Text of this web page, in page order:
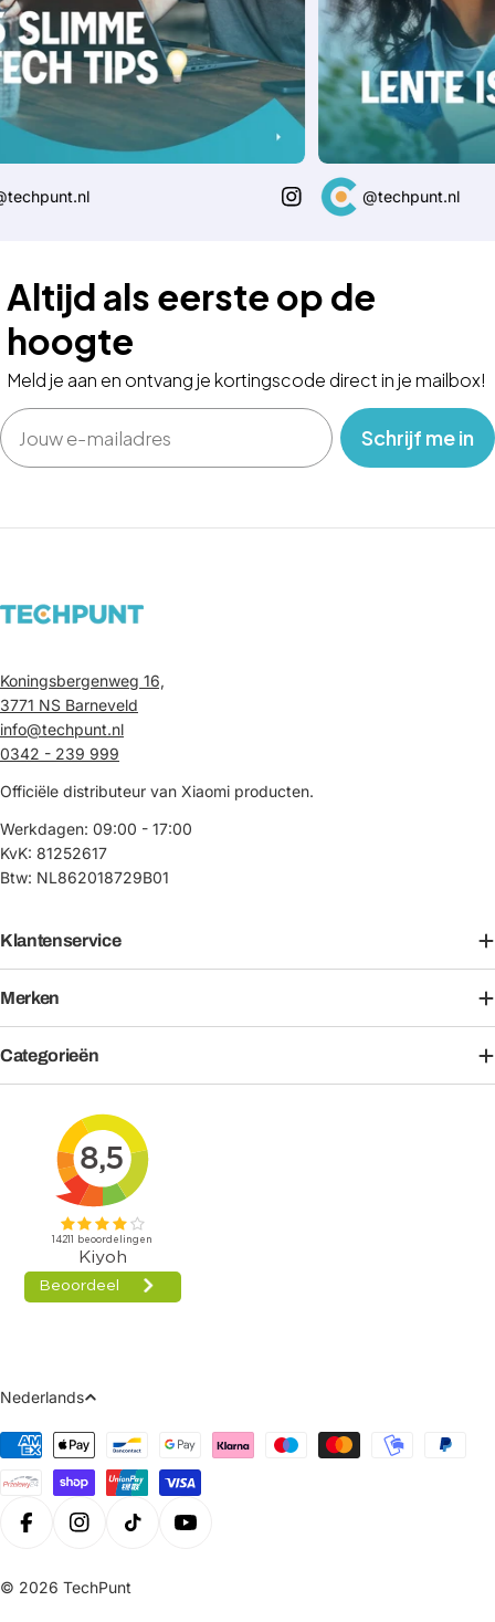
@techpunt.nl
Altijd als eerste op de
hoogte
Meld je aan en ontvang je kortingscode direct in je mailbox!
Email
‎ ‎ ‎ Schrijf me in‎ ‎ ‎ ‎
Koningsbergenweg 16,
3771 NS Barneveld
info@techpunt.nl
0342 - 239 999
Officiële distributeur van Xiaomi producten.
Werkdagen: 09:00 - 17:00
KvK: 81252617
Btw: NL862018729B01
Klantenservice
Merken
Categorieën
Taal
Nederlands
Betaalmethoden
FacebookInstagramTiktok
© 2026 TechPunt